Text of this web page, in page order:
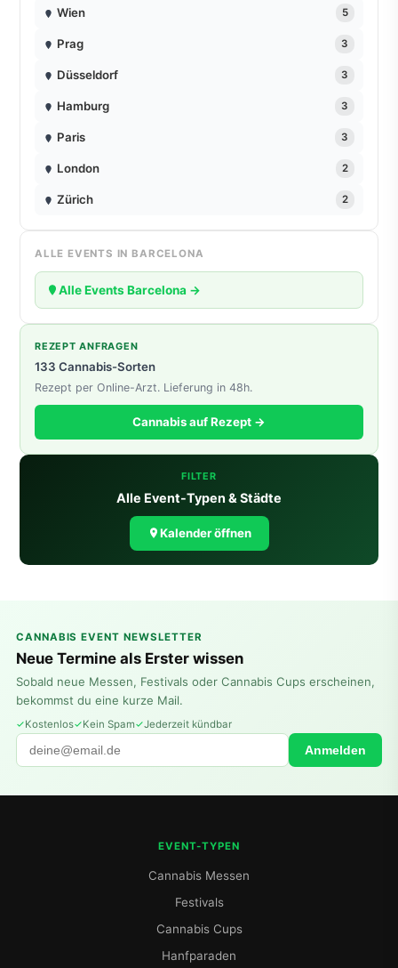
Wien 5
Prag 3
Düsseldorf 3
Hamburg 3
Paris 3
London 2
Zürich 2
ALLE EVENTS IN BARCELONA
Alle Events Barcelona →
REZEPT ANFRAGEN
133 Cannabis-Sorten
Rezept per Online-Arzt. Lieferung in 48h.
Cannabis auf Rezept →
FILTER
Alle Event-Typen & Städte
Kalender öffnen
CANNABIS EVENT NEWSLETTER
Neue Termine als Erster wissen
Sobald neue Messen, Festivals oder Cannabis Cups erscheinen,
bekommst du eine kurze Mail.
Kostenlos Kein Spam Jederzeit kündbar
Anmelden
EVENT-TYPEN
Cannabis Messen
Festivals
Cannabis Cups
Hanfparaden